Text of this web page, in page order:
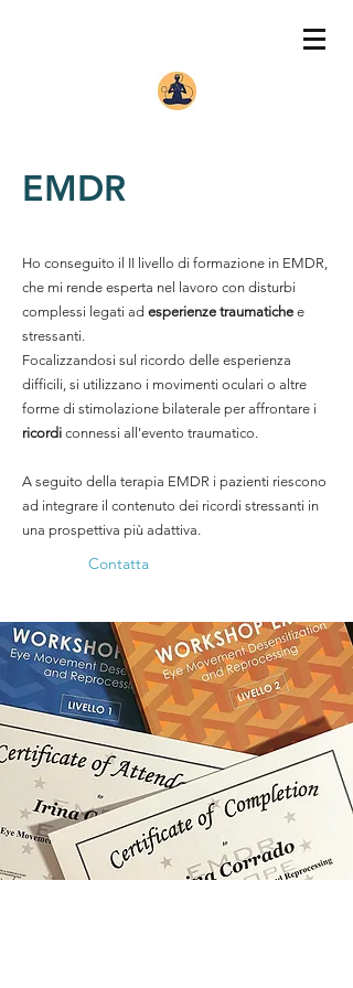
EMDR
Ho conseguito il II livello di formazione in EMDR,
che mi rende esperta nel lavoro con disturbi
complessi legati ad esperienze traumatiche e
stressanti.
Focalizzandosi sul ricordo delle esperienza
difficili, si utilizzano i movimenti oculari o altre
forme di stimolazione bilaterale per affrontare i
ricordi connessi all'evento traumatico.
A seguito della terapia EMDR i pazienti riescono
ad integrare il contenuto dei ricordi stressanti in
una prospettiva più adattiva.
Contatta